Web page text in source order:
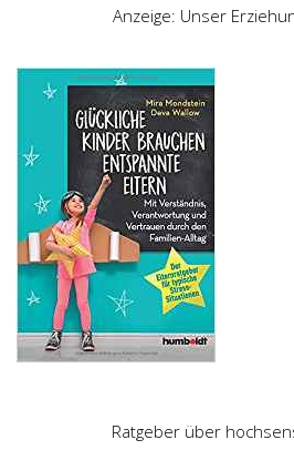
Anzeige: Unser
Ratgeber über